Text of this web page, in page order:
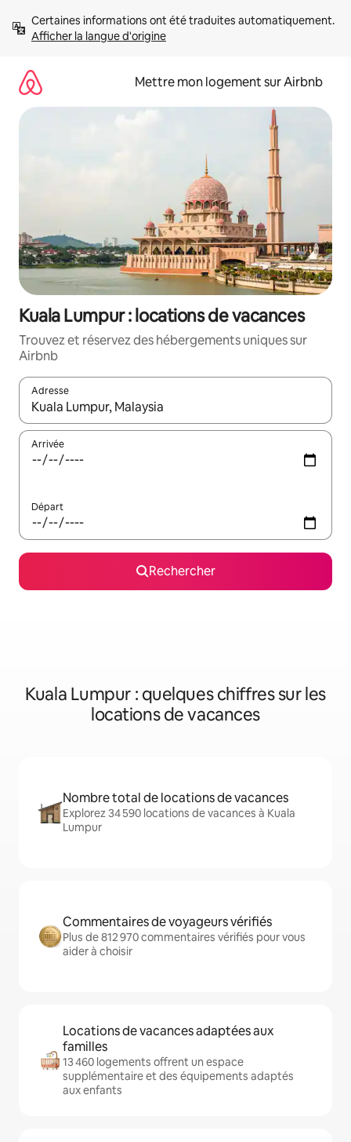
directement
Afficher la langue d'origine
Mettre mon logement sur Airbnb
Kuala Lumpur : locations de vacances
Trouvez et réservez des hébergements uniques sur
Airbnb
Adresse
Lorsque les résultats s'affichent, utilisez les flèches vers le
Arrivée
Départ
Rechercher
Kuala Lumpur : quelques chiffres sur les
locations de vacances
Nombre total de locations de vacances
Explorez 34 590 locations de vacances à Kuala
Lumpur
Commentaires de voyageurs vérifiés
Plus de 812 970 commentaires vérifiés pour vous
aider à choisir
Locations de vacances adaptées aux
familles
13 460 logements offrent un espace
supplémentaire et des équipements adaptés
aux enfants